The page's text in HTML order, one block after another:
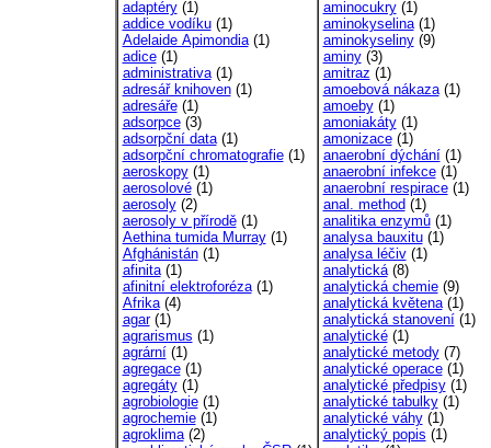
adaptéry(1)
addice vodíku(1)
Adelaide Apimondia(1)
adice(1)
administrativa(1)
adresář knihoven(1)
adresáře(1)
adsorpce(3)
adsorpční data(1)
adsorpční chromatografie(1)
aeroskopy(1)
aerosolové(1)
aerosoly(2)
aerosoly v přírodě(1)
Aethina tumida Murray(1)
Afghánistán(1)
afinita(1)
afinitní elektroforéza(1)
Afrika(4)
agar(1)
agrarismus (1)
agrární(1)
agregace(1)
agregáty(1)
agrobiologie(1)
agrochemie(1)
agroklima(2)
aminocukry(1)
aminokyselina(1)
aminokyseliny(9)
aminy(3)
amitraz (1)
amoebová nákaza(1)
amoeby(1)
amoniakáty(1)
amonizace(1)
anaerobní dýchání(1)
anaerobní infekce(1)
anaerobní respirace(1)
anal. method (1)
analitika enzymů(1)
analysa bauxitu(1)
analysa léčiv(1)
analytická(8)
analytická chemie(9)
analytická květena(1)
analytická stanovení(1)
analytické(1)
analytické metody(7)
analytické operace(1)
analytické předpisy(1)
analytické tabulky(1)
analytické váhy(1)
analytický popis (1)